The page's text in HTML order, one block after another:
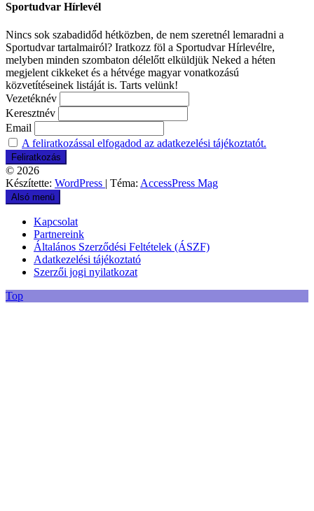
Sportudvar Hírlevél
Nincs sok szabadidőd hétközben, de nem szeretnél lemaradni a
Sportudvar tartalmairól? Iratkozz föl a Sportudvar Hírlevélre,
melyben minden szombaton délelőtt elküldjük Neked a héten
megjelent cikkeket és a hétvége magyar vonatkozású
közvetítéseinek listáját is. Tarts velünk!
Vezetéknév
Keresztnév
Email
A feliratkozással elfogadod az adatkezelési tájékoztatót.
© 2026
Készítette: WordPress | Téma: AccessPress Mag
Alsó menü
Kapcsolat
Partnereink
Általános Szerződési Feltételek (ÁSZF)
Adatkezelési tájékoztató
Szerzői jogi nyilatkozat
Top